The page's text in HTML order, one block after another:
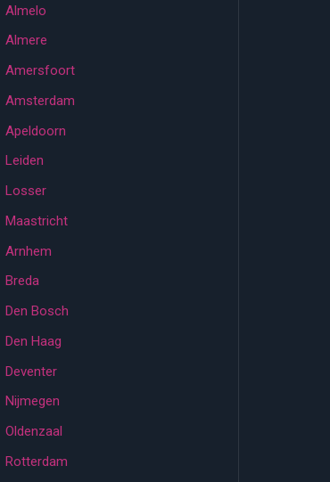
Almelo
Almere
Amersfoort
Amsterdam
Apeldoorn
Leiden
Losser
Maastricht
Arnhem
Breda
Den Bosch
Den Haag
Deventer
Nijmegen
Oldenzaal
Rotterdam